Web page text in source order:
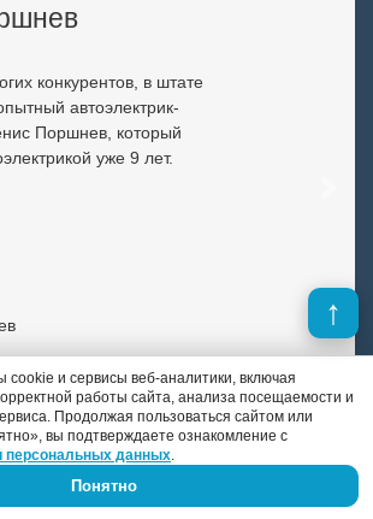
конкурентов, в штате
автоэлектрик-
Поршнев, который
уже 9 лет.
и сервисы веб-аналитики, включая
работы сайта, анализа посещаемости и
Продолжая пользоваться сайтом или
вы подтверждаете ознакомление с
персональных данных.
Понятно